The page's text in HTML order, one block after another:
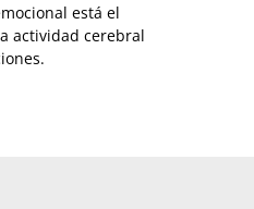
está el
actividad cerebral